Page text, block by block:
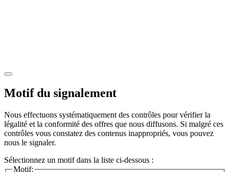
Motif du signalement
Nous effectuons systématiquement des contrôles pour vérifier la
légalité et la conformité des offres que nous diffusons. Si malgré ces
contrôles vous constatez des contenus inappropriés, vous pouvez
nous le signaler.
Sélectionnez un motif dans la liste ci-dessous :
Motif: